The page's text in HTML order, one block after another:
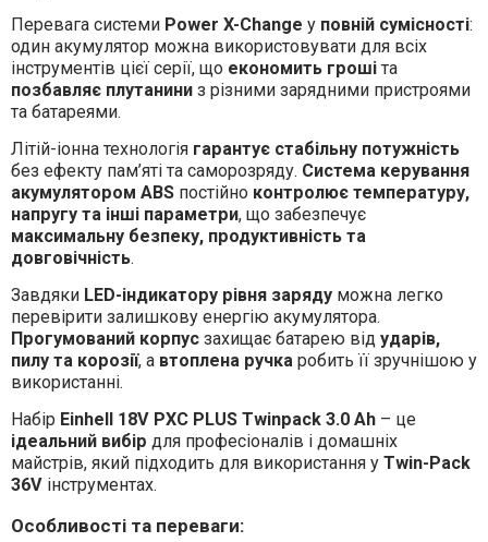
Перевага системи Power X-Change у повній сумісності:
один акумулятор можна використовувати для всіх
інструментів цієї серії, що економить грошіта
позбавляє плутаниниз різними зарядними пристроями
та батареями.
Літій-іонна технологія гарантує стабільну потужність
без ефекту пам’яті та саморозряду. Система керування
акумулятором ABSпостійно контролює температуру,
напругу та інші параметри, що забезпечує
максимальну безпеку, продуктивність та
довговічність.
Завдяки LED-індикатору рівня зарядуможна легко
перевірити залишкову енергію акумулятора.
Прогумований корпусзахищає батарею від ударів,
пилу та корозії, а втоплена ручкаробить її зручнішою у
використанні.
Набір Einhell 18V PXC PLUS Twinpack 3.0 Ah– це
ідеальний вибір для професіоналів і домашніх
майстрів, який підходить для використання у Twin-Pack
36Vінструментах.
Особливості та переваги: